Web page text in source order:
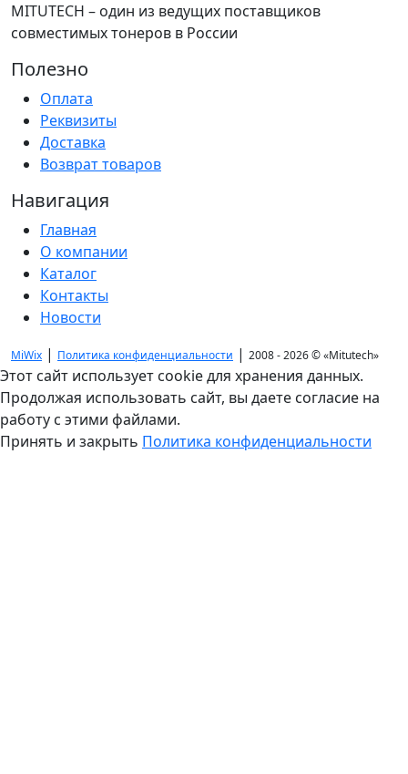
MITUTECH – один из ведущих поставщиков
совместимых тонеров в России
Полезно
Оплата
Реквизиты
Доставка
Возврат товаров
Навигация
Главная
О компании
Каталог
Контакты
Новости
MiWix | Политика конфиденциальности | 2008 - 2026 ©«Mitutech»
Этот сайт использует cookie для хранения данных.
Продолжая использовать сайт, вы даете согласие на
работу с этими файлами.
Принять и закрыть Политика конфиденциальности